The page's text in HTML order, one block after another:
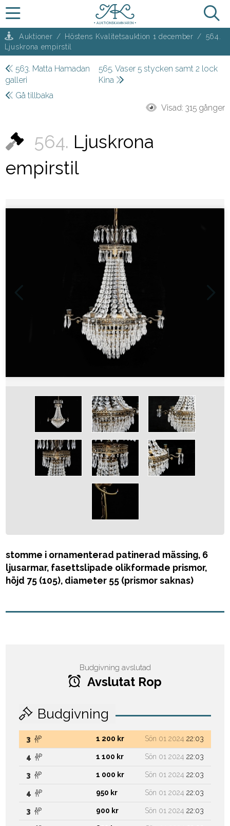
Auktioner / Höstens Kvalitetsauktion 1 december / 564.
Ljuskrona empirstil
563. Matta Hamadan
galleri
565. Vaser 5 stycken samt 2 lock
Kina
Gå tillbaka
Visad: 315 gånger
564. Ljuskrona
empirstil
stomme i ornamenterad patinerad mässing, 6
ljusarmar, fasettslipade olikformade prismor,
höjd 75 (105), diameter 55 (prismor saknas)
Budgivning avslutad
Avslutat Rop
Budgivning
3 1 200 kr Sön 01 2024 22:03
4 1 100 kr Sön 01 2024 22:03
3 1 000 kr Sön 01 2024 22:03
4 950 kr Sön 01 2024 22:03
3 900 kr Sön 01 2024 22:03